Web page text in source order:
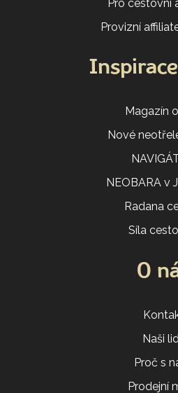
Pro cestovní
Provizní
Magazín
Nové
NEOBARA v
Radana
Síla
O
Naši
Proč s
Prodejní